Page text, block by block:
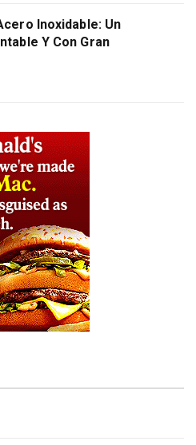
Inoxidable: Un
Y Con Gran